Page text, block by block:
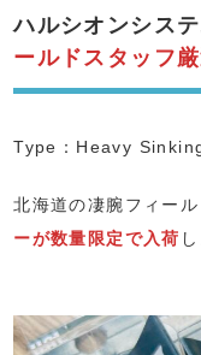
ハルシオンシス
ールドスタッフ
Type：Heavy
北海道の凄腕フィー
ーが数量限定で入荷